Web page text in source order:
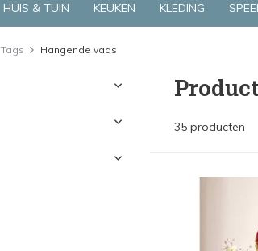
HUIS & TUIN KEUKEN KLEDING
Tags Hangende vaas
35 producten